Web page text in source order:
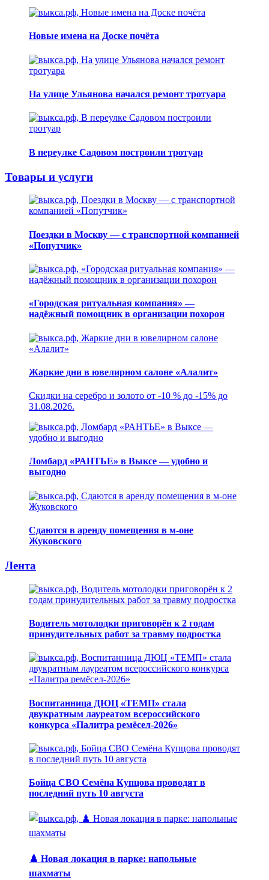
Новые имена на Доске почёта
На улице Ульянова начался ремонт тротуара
В переулке Садовом построили тротуар
Товары и услуги
Поездки в Москву — с транспортной компанией
«Попутчик»
«Городская ритуальная компания» —
надёжный помощник в организации похорон
Жаркие дни в ювелирном салоне «Алалит»
Скидки на серебро и золото от -10 % до -15% до
31.08.2026.
Ломбард «РАНТЬЕ» в Выксе — удобно и
выгодно
Сдаются в аренду помещения в м-оне
Жуковского
Лента
Водитель мотолодки приговорён к 2 годам
принудительных работ за травму подростка
Воспитанница ДЮЦ «ТЕМП» стала
двукратным лауреатом всероссийского
конкурса «Палитра ремёсел-2026»
Бойца СВО Семёна Купцова проводят в
последний путь 10 августа
♟️ Новая локация в парке: напольные
шахматы